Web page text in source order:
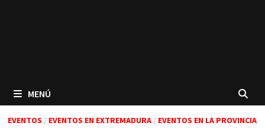
MENÚ
EVENTOS / EVENTOS EN EXTREMADURA/ EVENTOS EN LA PROVINCIA